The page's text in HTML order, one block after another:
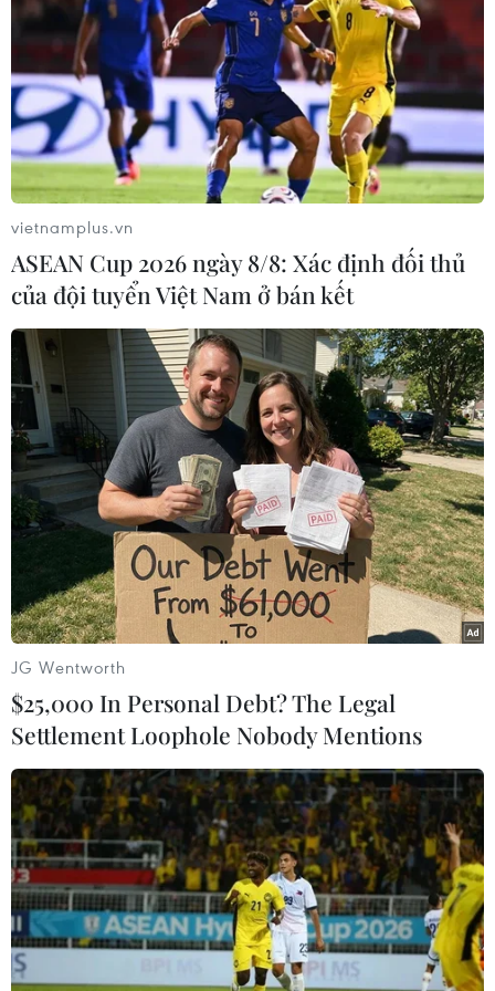
TIN LIÊN QUAN
Bắt tạm giam hung thủ đâm chết cô gái
tại khu vực cầu Bãi Cháy
20/09/2019 10:31
Tại đoạn đường dành cho xe thô sơ và người đi bộ dẫn
lên cầu Bãi Cháy, chị Nguyễn Thị Mai bị một nam thanh
niên dùng dao đâm, chém nhiều nhát làm nạn nhân
gục tại chỗ.
vietnamplus.vn
ASEAN Cup 2026 ngày 8/8: Xác định đối thủ
của đội tuyển Việt Nam ở bán kết
JG Wentworth
$25,000 In Personal Debt? The Legal
Settlement Loophole Nobody Mentions